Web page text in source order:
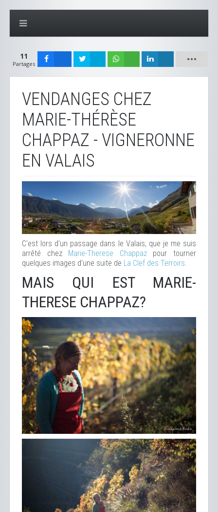
11
Partages
VENDANGES CHEZ
MARIE-THÉRÈSE
CHAPPAZ - VIGNERONNE
EN VALAIS
C'est lors d'un passage dans le Valais, que je me suis
arrêté chez Marie-Therese Chappazpour tourner
quelques images d'une suite de La Clef des Terroirs.
MAIS QUI EST MARIE-
THERESE CHAPPAZ?